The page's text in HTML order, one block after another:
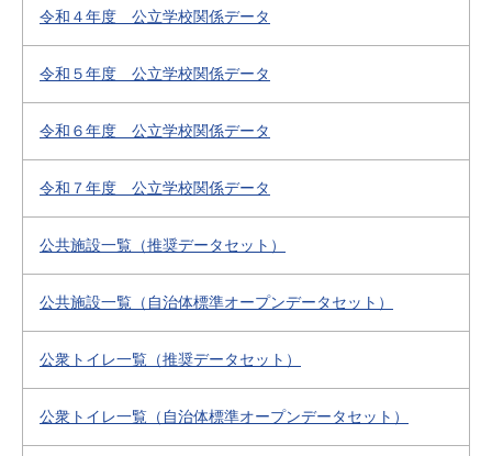
令和４年度 公立学校関係データ
令和５年度 公立学校関係データ
令和６年度 公立学校関係データ
令和７年度 公立学校関係データ
公共施設一覧（推奨データセット）
公共施設一覧（自治体標準オープンデータセット）
公衆トイレ一覧（推奨データセット）
公衆トイレ一覧（自治体標準オープンデータセット）